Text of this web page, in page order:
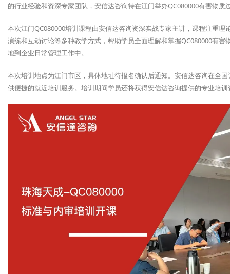
的行业经验和资深专家团队，安信达咨询特在江门举办QC080000有害物质
本次江门QC080000培训课程由安信达咨询资深实战专家主讲，课程注重
演练和互动讨论等多种教学方式，帮助学员全面理解和掌握QC080000有
地到企业日常管理工作中。
本次培训地点为江门市区，具体地址待报名确认后通知。安信达咨询在全
供便捷的就近培训服务。培训期间学员还将获得安信达咨询提供的专业培